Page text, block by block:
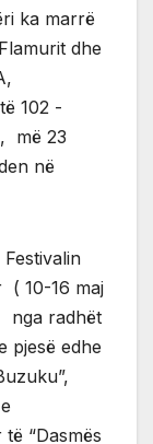
ka marrë
dhe
102 -
më 23
në
( 10-16 maj
nga radhët
pjesë edhe
“Dasmës